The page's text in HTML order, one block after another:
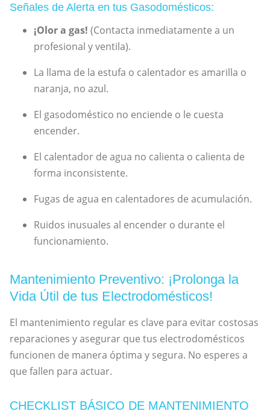
Señales de Alerta en tus Gasodomésticos:
¡Olor a gas! (Contacta inmediatamente a un
profesional y ventila).
La llama de la estufa o calentador es amarilla o
naranja, no azul.
El gasodoméstico no enciende o le cuesta
encender.
El calentador de agua no calienta o calienta de
forma inconsistente.
Fugas de agua en calentadores de acumulación.
Ruidos inusuales al encender o durante el
funcionamiento.
Mantenimiento Preventivo: ¡Prolonga la
Vida Útil de tus Electrodomésticos!
El mantenimiento regular es clave para evitar costosas
reparaciones y asegurar que tus electrodomésticos
funcionen de manera óptima y segura. No esperes a
que fallen para actuar.
CHECKLIST BÁSICO DE MANTENIMIENTO